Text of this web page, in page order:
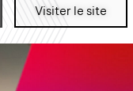
Visiter le site